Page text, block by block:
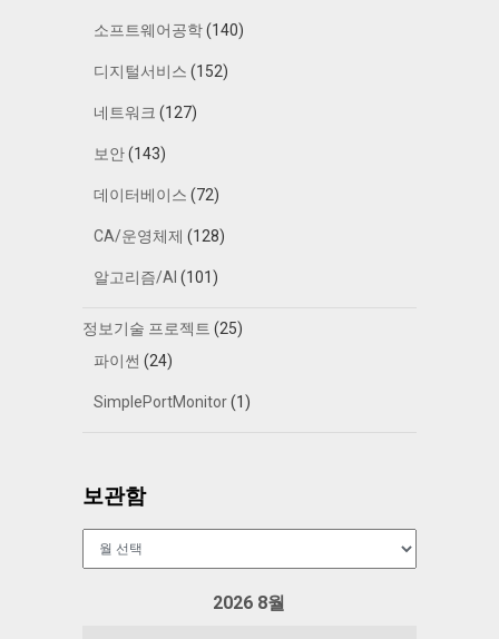
소프트웨어공학(140)
디지털서비스 (152)
네트워크 (127)
보안(143)
데이터베이스 (72)
CA/운영체제 (128)
알고리즘/AI (101)
정보기술 프로젝트 (25)
파이썬 (24)
SimplePortMonitor(1)
보관함
2026 8월